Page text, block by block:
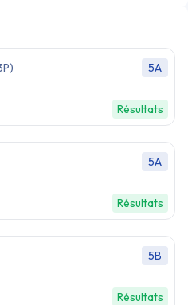
5A
Résultats
5A
Résultats
5B
Résultats